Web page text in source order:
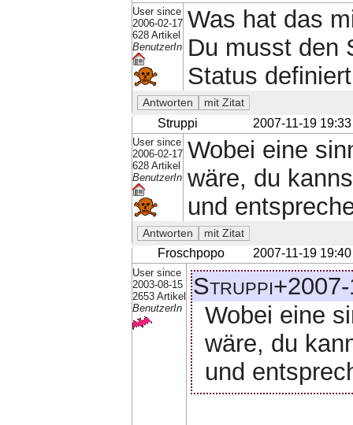
User since
2006-02-17
628 Artikel
BenutzerIn
Was hat das
Du musst den
Status
Struppi 2007-11-19 19:33
User since
2006-02-17
628 Artikel
BenutzerIn
Wobei eine
wäre, du
und
Froschpopo 2007-11-19 19:40
User since
2003-08-15
2653 Artikel
BenutzerIn
Wobei eine
wäre, du
und